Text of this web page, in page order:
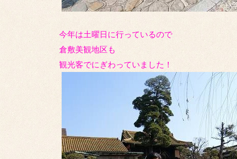
今年は土曜日に行っているので
倉敷美観地区も
観光客でにぎわっていました！